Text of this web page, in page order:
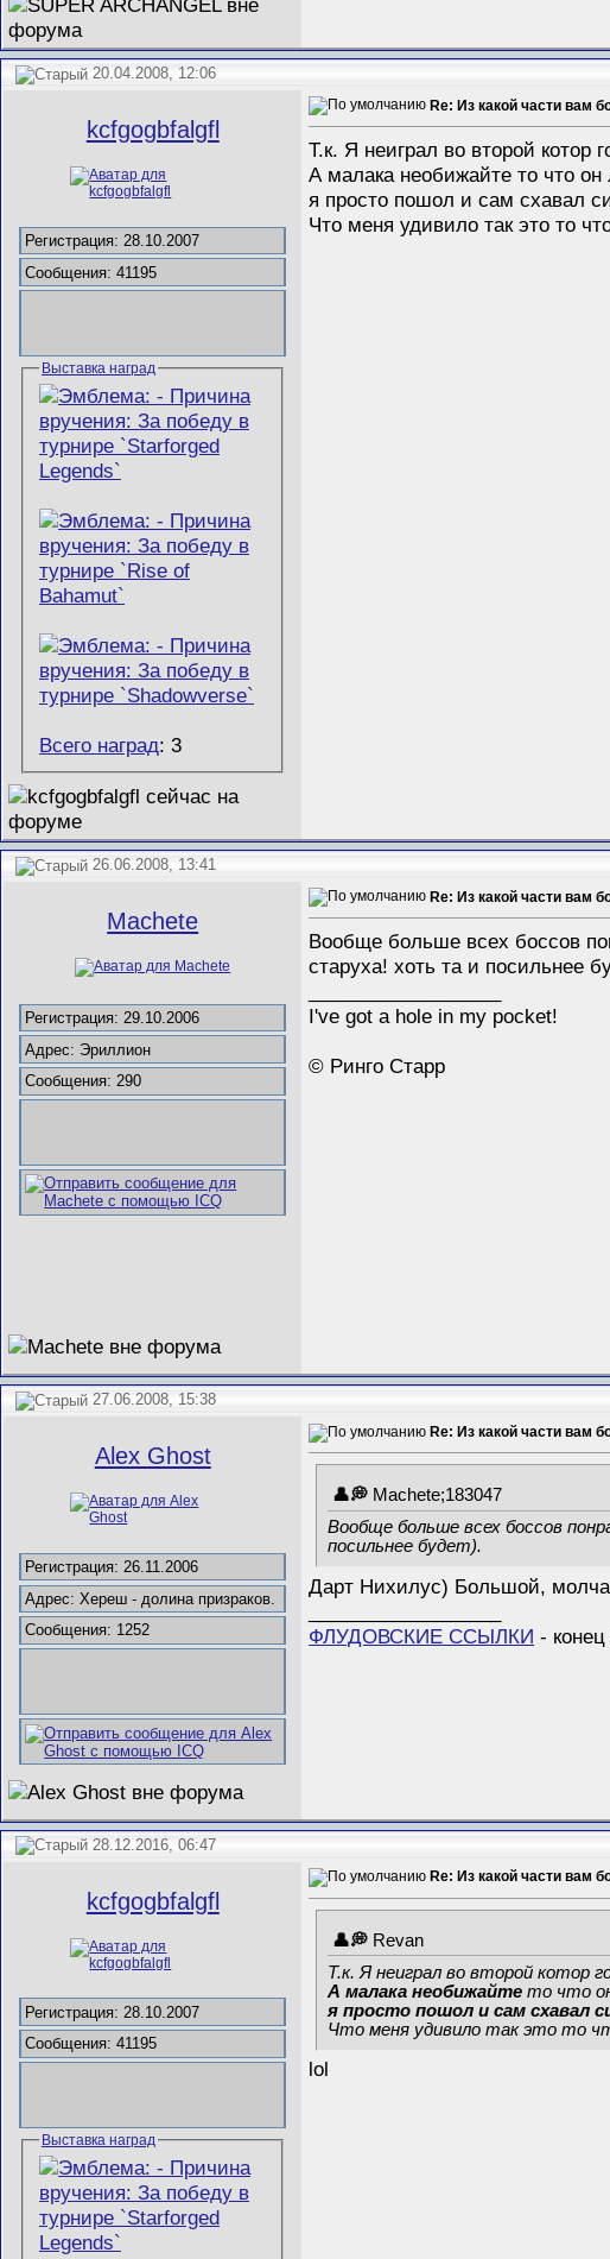
20.04.2008, 12:06
kcfgogbfalgfl
Регистрация: 28.10.2007
Сообщения: 41195
Выставка наград
Всего наград: 3
Re: Из какой части вам
Т.к. Я неиграл во второй котор
А малака необижайте то что он
я просто пошол и сам схавал
Что меня удивило так это то
26.06.2008, 13:41
Machete
Регистрация: 29.10.2006
Адрес: Эриллион
Сообщения: 290
Re: Из какой части вам
Вообще больше всех боссов
старуха! хоть та и посильнее
I've got a hole in my pocket!
© Ринго Старр
27.06.2008, 15:38
Alex Ghost
Регистрация: 26.11.2006
Адрес: Хереш - долина призраков.
Сообщения: 1252
Re: Из какой части вам
Machete;183047
Вообще больше всех боссов
посильнее будет).
Дарт Нихилус) Большой,
ФЛУДОВСКИЕ ССЫЛКИ -
28.12.2016, 06:47
kcfgogbfalgfl
Регистрация: 28.10.2007
Сообщения: 41195
Выставка наград
Re: Из какой части вам
Revan
Т.к. Я неиграл во второй котор
А малака необижайтето что
я просто пошол и сам схавал
Что меня удивило так это то
lol